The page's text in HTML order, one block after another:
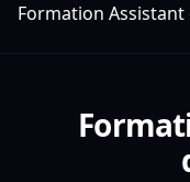
Formation